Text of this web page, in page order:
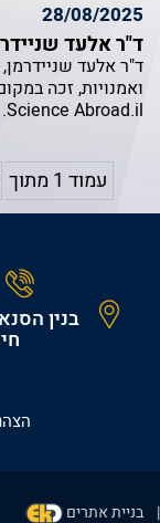
28/08/2025
ד"ר אלעד
ד"ר אלעד
Science Abroad.il.
עמוד 1 מתוך 6
חיפה,
בניית אתרים